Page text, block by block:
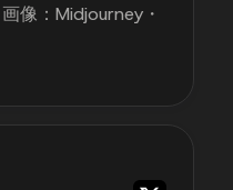
像：Midjourney・